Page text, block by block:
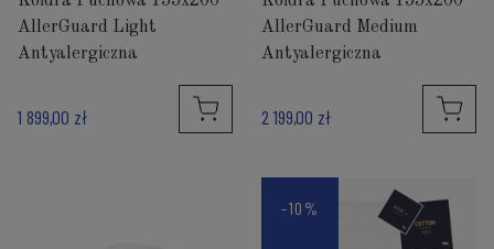
AllerGuard Light
Antyalergiczna
1 899,00 zł
AllerGuard Medium
Antyalergiczna
2 199,00 zł
-10%